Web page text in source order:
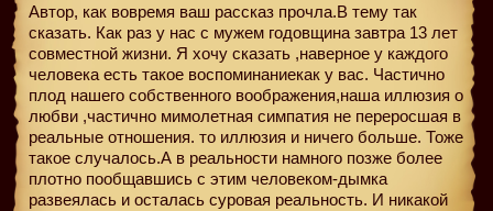
Автор, как вовремя ваш рассказ прочла.В тему так
сказать. Как раз у нас с мужем годовщина завтра 13 лет
совместной жизни. Я хочу сказать ,наверное у каждого
человека есть такое воспоминаниекак у вас. Частично
плод нашего собственного воображения,наша иллюзия о
любви ,частично мимолетная симпатия не переросшая в
реальные отношения. то иллюзия и ничего больше. Тоже
такое случалось.А в реальности намного позже более
плотно пообщавшись с этим человеком-дымка
развеялась и осталась суровая реальность. И никакой